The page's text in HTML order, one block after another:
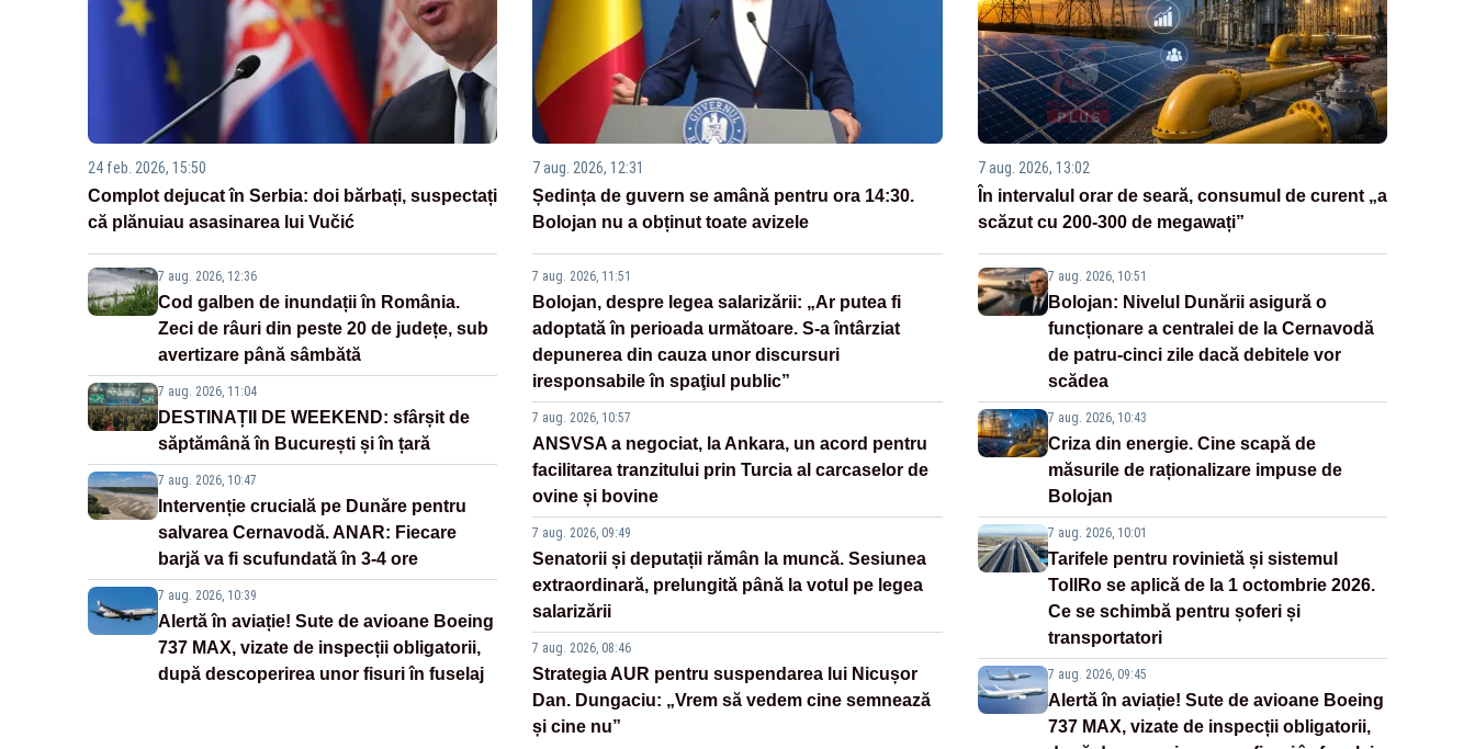
24 feb. 2026, 15:50
Complot dejucat în Serbia: doi bărbați, suspectați
că plănuiau asasinarea lui Vučić
7 aug. 2026, 12:36
Cod galben de inundații în România.
Zeci de râuri din peste 20 de județe, sub
avertizare până sâmbătă
7 aug. 2026, 11:04
DESTINAȚII DE WEEKEND: sfârșit de
săptămână în București și în țară
7 aug. 2026, 10:47
Intervenție crucială pe Dunăre pentru
salvarea Cernavodă. ANAR: Fiecare
barjă va fi scufundată în 3-4 ore
7 aug. 2026, 10:39
Alertă în aviație! Sute de avioane Boeing
737 MAX, vizate de inspecții obligatorii,
după descoperirea unor fisuri în fuselaj
7 aug. 2026, 12:31
Ședința de guvern se amână pentru ora 14:30.
Bolojan nu a obținut toate avizele
7 aug. 2026, 11:51
Bolojan, despre legea salarizării: „Ar putea fi
adoptată în perioada următoare. S-a întârziat
depunerea din cauza unor discursuri
iresponsabile în spaţiul public”
7 aug. 2026, 10:57
ANSVSA a negociat, la Ankara, un acord pentru
facilitarea tranzitului prin Turcia al carcaselor de
ovine și bovine
7 aug. 2026, 09:49
Senatorii și deputații rămân la muncă. Sesiunea
extraordinară, prelungită până la votul pe legea
salarizării
7 aug. 2026, 08:46
Strategia AUR pentru suspendarea lui Nicușor
Dan. Dungaciu: „Vrem să vedem cine semnează
și cine nu”
7 aug. 2026, 13:02
În intervalul orar de seară, consumul de curent „a
scăzut cu 200-300 de megawați”
7 aug. 2026, 10:51
Bolojan: Nivelul Dunării asigură o
funcționare a centralei de la Cernavodă
de patru-cinci zile dacă debitele vor
scădea
7 aug. 2026, 10:43
Criza din energie. Cine scapă de
măsurile de raționalizare impuse de
Bolojan
7 aug. 2026, 10:01
Tarifele pentru rovinietă și sistemul
TollRo se aplică de la 1 octombrie 2026.
Ce se schimbă pentru șoferi și
transportatori
7 aug. 2026, 09:45
Alertă în aviație! Sute de avioane Boeing
737 MAX, vizate de inspecții obligatorii,